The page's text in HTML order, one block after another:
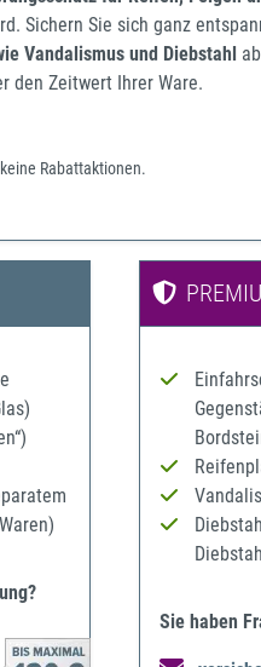
Sichern Sie sich ganz
Vandalismus und Diebstahl
den Zeitwert Ihrer Ware.
Rabattaktionen.
Sie haben